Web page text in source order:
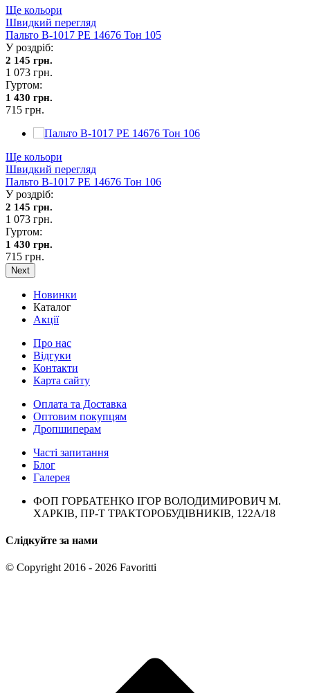
Ще кольори
Швидкий перегляд
Пальто В-1017 PE 14676 Тон 105
У роздріб:
2 145 грн.
1 073 грн.
Гуртом:
1 430 грн.
715 грн.
Ще кольори
Швидкий перегляд
Пальто В-1017 PE 14676 Тон 106
У роздріб:
2 145 грн.
1 073 грн.
Гуртом:
1 430 грн.
715 грн.
Next
Новинки
Каталог
Акції
Про нас
Відгуки
Контакти
Карта сайту
Оплата та Доставка
Оптовим покупцям
Дропшиперам
Часті запитання
Блог
Галерея
ФОП ГОРБАТЕНКО ІГОР ВОЛОДИМИРОВИЧ М.
ХАРКІВ, ПР-Т ТРАКТОРОБУДІВНИКІВ, 122А/18
Слідкуйте за нами
© Copyright 2016 - 2026 Favoritti